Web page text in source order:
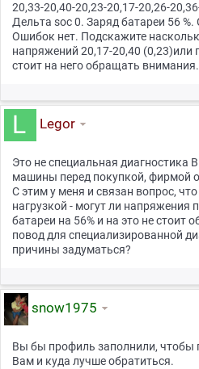
20,33-20,40-20,23-20,17-20,26-
Дельта soc 0. Заряд батареи 56
Ошибок нет. Подскажите
напряжений 20,17-20,40 (0,23)или
стоит на него обращать внимания.
Legor
Это не специальная
машины перед покупкой, фирмой
С этим у меня и связан вопрос,
нагрузкой - могут ли напряжения
батареи на 56% и на это не стоит
повод для специализированной
причины задуматься?
snow1975
Вы бы профиль заполнили, чтобы
Вам и куда лучше обратиться.